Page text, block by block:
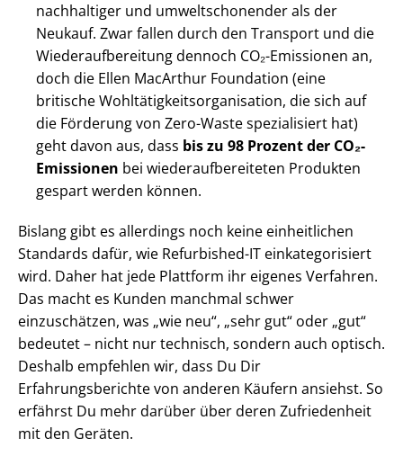
nachhaltiger und umweltschonender als der
Neukauf. Zwar fallen durch den Transport und die
Wiederaufbereitung dennoch CO₂-Emissionen an,
doch die Ellen MacArthur Foundation (eine
britische Wohltätigkeitsorganisation, die sich auf
die Förderung von Zero-Waste spezialisiert hat)
geht davon aus, dass bis zu 98 Prozent der CO₂-
Emissionen bei wiederaufbereiteten Produkten
gespart werden können.
Bislang gibt es allerdings noch keine einheitlichen
Standards dafür, wie Refurbished-IT einkategorisiert
wird. Daher hat jede Plattform ihr eigenes Verfahren.
Das macht es Kunden manchmal schwer
einzuschätzen, was „wie neu“, „sehr gut“ oder „gut“
bedeutet – nicht nur technisch, sondern auch optisch.
Deshalb empfehlen wir, dass Du Dir
Erfahrungsberichte von anderen Käufern ansiehst. So
erfährst Du mehr darüber über deren Zufriedenheit
mit den Geräten.